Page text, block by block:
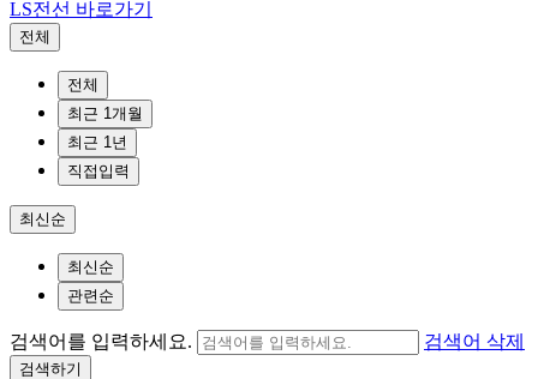
LS전선 바로가기
전체
전체
최근 1개월
최근 1년
직접입력
최신순
최신순
관련순
검색어를 입력하세요. 검색어 삭제
검색하기